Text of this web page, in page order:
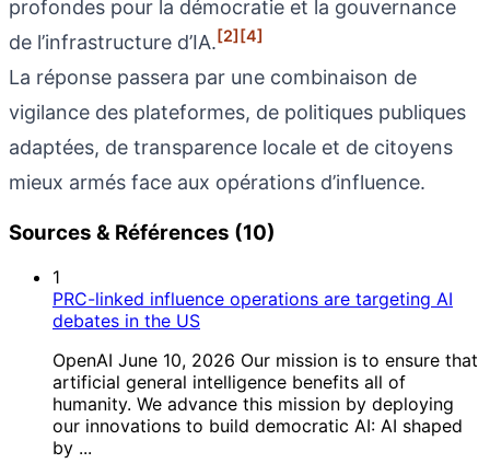
profondes pour la démocratie et la gouvernance
de l’infrastructure d’IA.[2][4]
La réponse passera par une combinaison de
vigilance des plateformes, de politiques publiques
adaptées, de transparence locale et de citoyens
mieux armés face aux opérations d’influence.
Sources & Références (10)
1
PRC-linked influence operations are targeting AI
debates in the US
OpenAI June 10, 2026 Our mission is to ensure that
artificial general intelligence benefits all of
humanity. We advance this mission by deploying
our innovations to build democratic AI: AI shaped
by ...